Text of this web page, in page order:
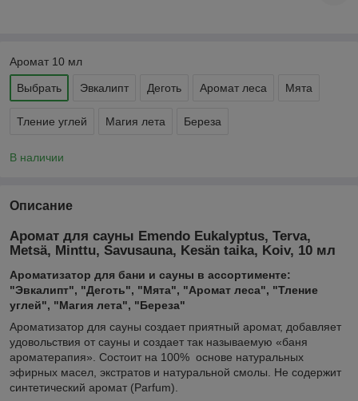
Аромат 10 мл
Выбрать Эвкалипт Деготь Аромат леса Мята
Тление углей Магия лета Береза
В наличии
Описание
Аромат для сауны Emendo Eukalyptus, Terva,
Metsä, Minttu, Savusauna, Kesän taika, Koiv, 10 мл
Ароматизатор для бани и сауны в ассортименте:
"Эвкалипт", "Деготь", "Мята", "Аромат леса", "Тление
углей", "Магия лета", "Береза"
Ароматизатор для сауны создает приятный аромат, добавляет
удовольствия от сауны и создает так называемую «баня
ароматерапия». Состоит на 100% основе натуральных
эфирных масел, экстратов и натуральной смолы. Не содержит
синтетический аромат (Parfum).